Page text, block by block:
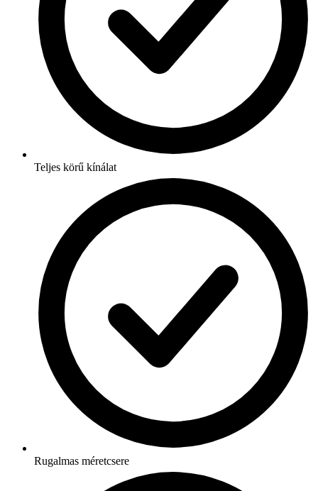
Teljes körű kínálat
Rugalmas méretcsere